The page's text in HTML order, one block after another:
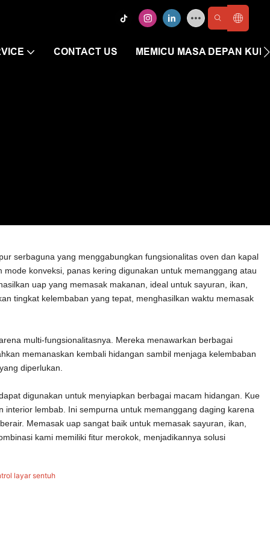
CONTACT US MEMICU MASA DEPAN
serbaguna yang menggabungkan fungsionalitas oven dan kapal
konveksi, panas kering digunakan untuk memanggang atau
uap yang memasak makanan, ideal untuk sayuran, ikan,
tingkat kelembaban yang tepat, menghasilkan waktu memasak
multi-fungsionalitasnya. Mereka menawarkan berbagai
memanaskan kembali hidangan sambil menjaga kelembaban
diperlukan.
digunakan untuk menyiapkan berbagai macam hidangan. Kue
lembab. Ini sempurna untuk memanggang daging karena
Memasak uap sangat baik untuk memasak sayuran, ikan,
kami memiliki fitur merokok, menjadikannya solusi